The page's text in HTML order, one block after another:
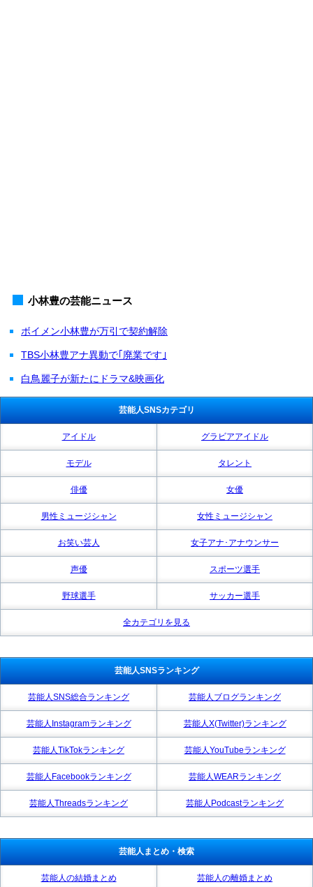
小林豊の芸能ニュース
ボイメン小林豊が万引で契約解除
TBS小林豊アナ異動で｢廃業です｣
白鳥麗子が新たにドラマ&映画化
芸能人SNSカテゴリ
アイドル グラビアアイドル
モデル タレント
俳優 女優
男性ミュージシャン 女性ミュージシャン
お笑い芸人 女子アナ･アナウンサー
声優 スポーツ選手
野球選手 サッカー選手
全カテゴリを見る
芸能人SNSランキング
芸能人SNS総合ランキング 芸能人ブログランキング
芸能人Instagramランキング 芸能人X(Twitter)ランキング
芸能人TikTokランキング 芸能人YouTubeランキング
芸能人Facebookランキング 芸能人WEARランキング
芸能人Threadsランキング 芸能人Podcastランキング
芸能人まとめ・検索
芸能人の結婚まとめ 芸能人の離婚まとめ